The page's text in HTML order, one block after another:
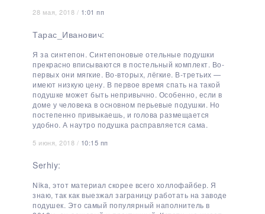
28 мая, 2018 / 1:01 пп
Тарас_Иванович:
Я за синтепон. Синтепоновые отельные подушки
прекрасно вписываются в постельный комплект. Во-
первых они мягкие. Во-вторых, лёгкие. В-третьих —
имеют низкую цену. В первое время спать на такой
подушке может быть непривычно. Особенно, если в
доме у человека в основном перьевые подушки. Но
постепенно привыкаешь, и голова размещается
удобно. А наутро подушка расправляется сама.
5 июня, 2018 / 10:15 пп
Serhiy:
Nika, этот материал скорее всего холлофайбер. Я
знаю, так как выезжал заграницу работать на заводе
подушек. Это самый популярный наполнитель в